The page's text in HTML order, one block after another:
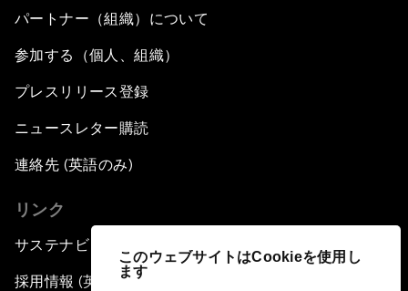
このウェブサイトはCookieを使用し
ます
パートナー（組織）について
参加する（個人、組織）
プレスリリース登録
ニュースレター購読
連絡先 (英語のみ)
リンク
サステナビリティへの取り組み
採用情報 (英語のみ)